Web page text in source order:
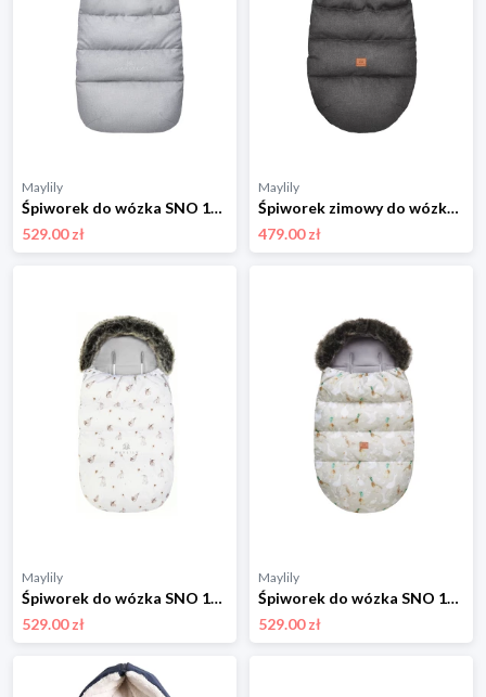
Maylily
Śpiworek do wózka SNO 1-4 lata - jasnoszary
529.00 zł
Maylily
Śpiworek zimowy do wózka 0-24 m-ce - grafit
479.00 zł
Maylily
Śpiworek do wózka SNO 1-4 lata - Szaraczki
529.00 zł
Maylily
Śpiworek do wózka SNO 1-4 lata - Dziubaczki
529.00 zł